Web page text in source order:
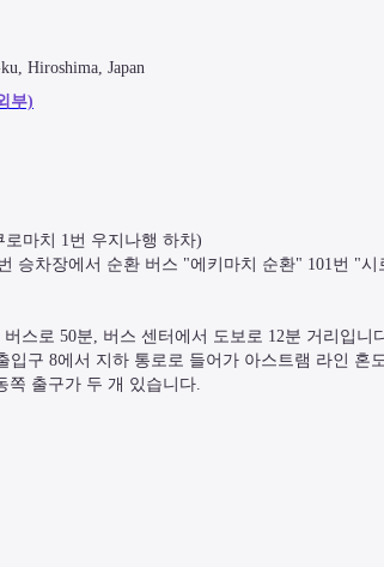
Hiroshima, Japan
부)
로마치 1번 우지나행 하차)
승차장에서 순환 버스 "에키마치 순환" 101번 "
스로 50분, 버스 센터에서 도보로 12분 거리입니
입구 8에서 지하 통로로 들어가 아스트램 라인
쪽 출구가 두 개 있습니다.